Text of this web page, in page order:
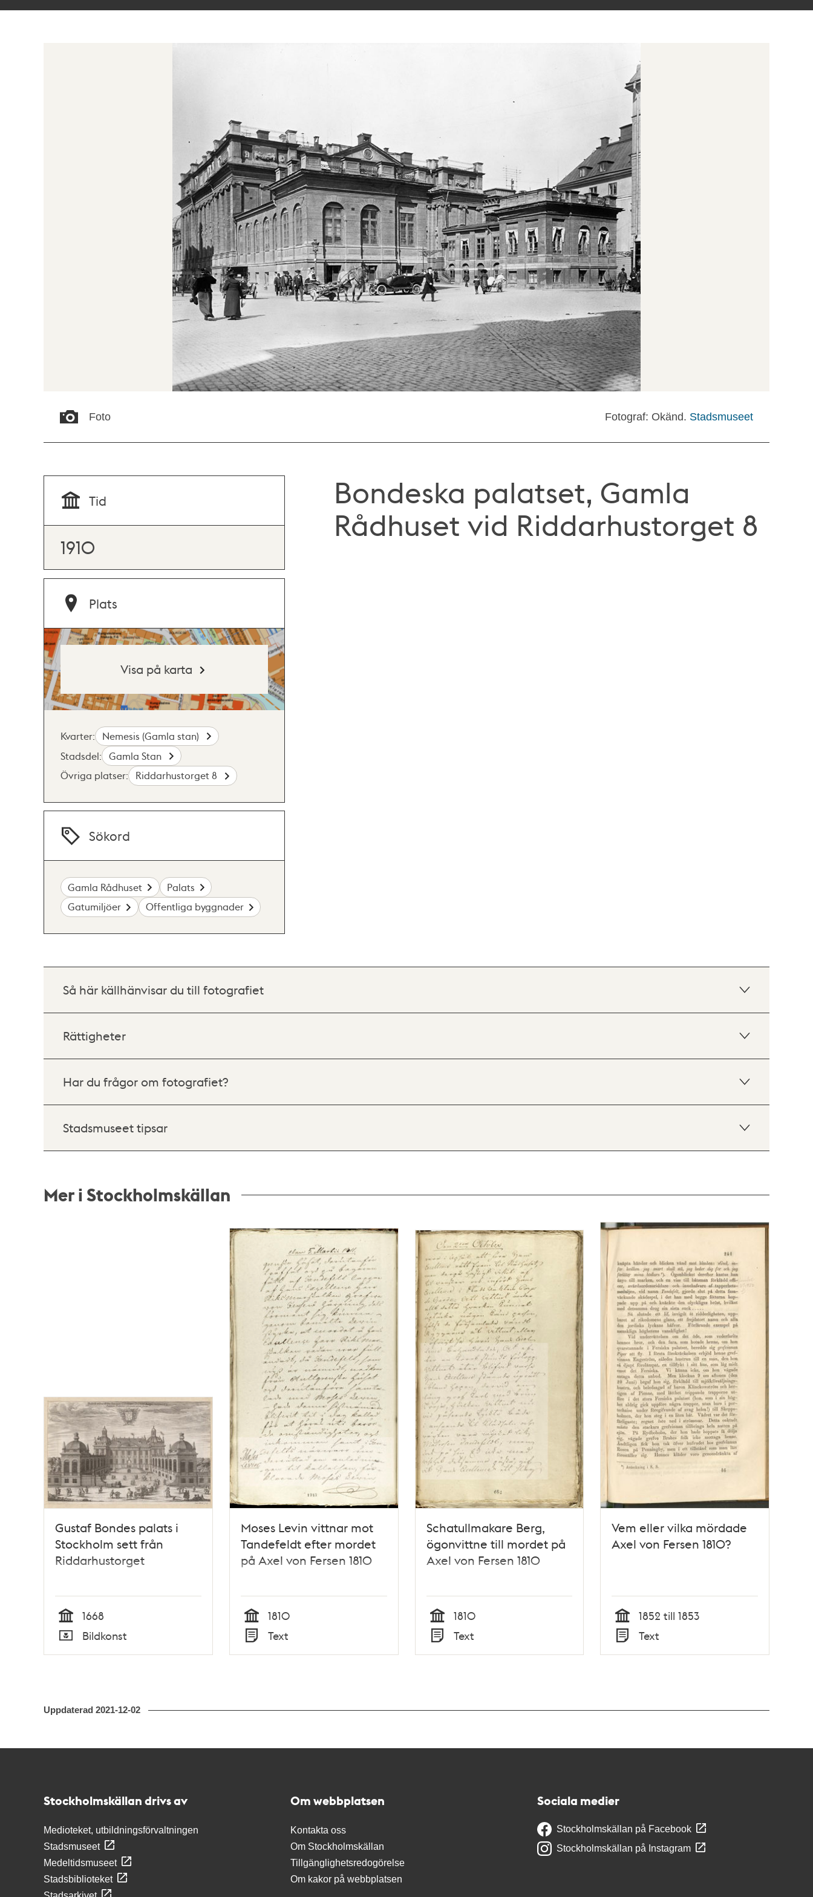
Foto Fotograf: Okänd. Stadsmuseet
Bondeska palatset, Gamla
Rådhuset vid Riddarhustorget 8
Tid
1910
Plats
Visa på karta
Kvarter:
Nemesis (Gamla stan)
Stadsdel:
Gamla Stan
Övriga platser:
Riddarhustorget 8
Sökord
Gamla Rådhuset
Palats
Gatumiljöer
Offentliga byggnader
Så här källhänvisar du till fotografiet
Rättigheter
Har du frågor om fotografiet?
Stadsmuseet tipsar
Mer i Stockholmskällan
Gustaf Bondes palats i
Stockholm sett från
Riddarhustorget
Tid
1668
Typ
Bildkonst
Moses Levin vittnar mot
Tandefeldt efter mordet
på Axel von Fersen 1810
Tid
1810
Typ
Text
Schatullmakare Berg,
ögonvittne till mordet på
Axel von Fersen 1810
Tid
1810
Typ
Text
Vem eller vilka mördade
Axel von Fersen 1810?
Tid
1852 till 1853
Typ
Text
Uppdaterad 2021-12-02
Stockholmskällan drivs av
Medioteket, utbildningsförvaltningen
Stadsmuseet
Medeltidsmuseet
Stadsbiblioteket
Om webbplatsen
Kontakta oss
Om Stockholmskällan
Tillgänglighetsredogörelse
Om kakor på webbplatsen
Sociala medier
Stockholmskällan på Facebook
Stockholmskällan på Instagram